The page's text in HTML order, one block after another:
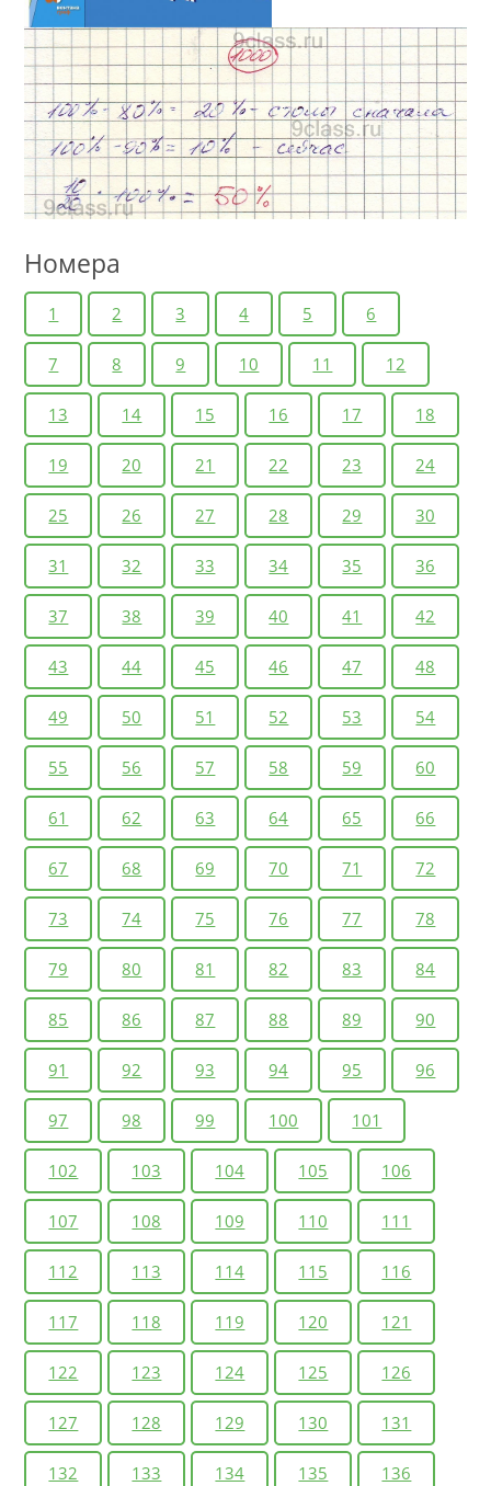
Номера
1 2 3 4 5 6
7 8 9 10 11 12
13 14 15 16 17 18
19 20 21 22 23 24
25 26 27 28 29 30
31 32 33 34 35 36
37 38 39 40 41 42
43 44 45 46 47 48
49 50 51 52 53 54
55 56 57 58 59 60
61 62 63 64 65 66
67 68 69 70 71 72
73 74 75 76 77 78
79 80 81 82 83 84
85 86 87 88 89 90
91 92 93 94 95 96
97 98 99 100 101
102 103 104 105 106
107 108 109 110 111
112 113 114 115 116
117 118 119 120 121
122 123 124 125 126
127 128 129 130 131
132 133 134 135 136